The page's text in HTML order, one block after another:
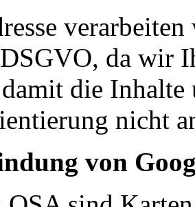
da wir
die
nicht
von